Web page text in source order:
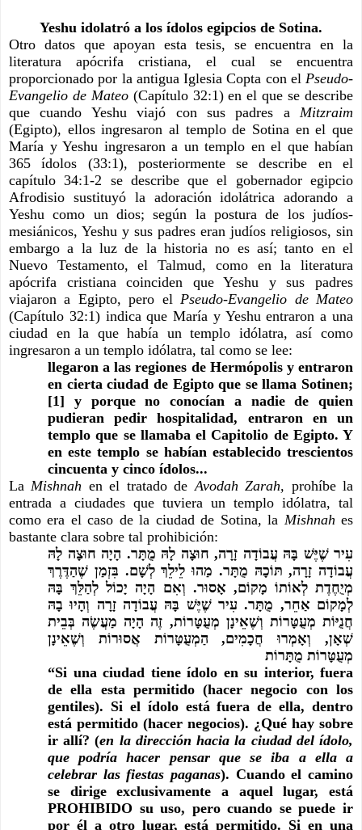
Yeshu idolatró a los ídolos egipcios de Sotina.
Otro datos que apoyan esta tesis, se encuentra en la
literatura apócrifa cristiana, el cual se encuentra
proporcionado por la antigua Iglesia Copta con el Pseudo-
Evangelio de Mateo (Capítulo 32:1) en el que se describe
que cuando Yeshu viajó con sus padres a
(Egipto), ellos ingresaron al templo de Sotina en el que
María y Yeshu ingresaron a un templo en el que habían
365 ídolos (33:1), posteriormente se describe en el
capítulo 34:1-2 se describe que el gobernador egipcio
Afrodisio sustituyó la adoración idolátrica adorando a
Yeshu como un dios; según la postura de los judíos-
mesiánicos, Yeshu y sus padres eran judíos religiosos, sin
embargo a la luz de la historia no es así; tanto en el
Nuevo Testamento, el Talmud, como en la literatura
apócrifa cristiana coinciden que Yeshu y sus padres
viajaron a Egipto, pero el Pseudo-Evangelio de Mateo
(Capítulo 32:1) indica que María y Yeshu entraron a una
ciudad en la que había un templo idólatra, así como
ingresaron a un templo idólatra, tal como se lee:
llegaron a las regiones de Hermópolis y entraron
en cierta ciudad de Egipto que se llama Sotinen;
[1] y porque no conocían a nadie de quien
pudieran pedir hospitalidad, entraron en un
templo que se llamaba el Capitolio de Egipto. Y
en este templo se habían establecido trescientos
cincuenta y cinco ídolos...
La Mishnah en el tratado de Avodah Zarah, prohíbe la
entrada a ciudades que tuviera un templo idólatra, tal
como era el caso de la ciudad de Sotina, la Mishnah es
bastante clara sobre tal prohibición:
מְעֻטָּרוֹת מֻתָּרוֹת
“Si una ciudad tiene ídolo en su interior, fuera
de ella esta permitido (hacer negocio con los
gentiles). Si el ídolo está fuera de ella, dentro
está permitido (hacer negocios). ¿Qué hay sobre
ir allí? (en la dirección hacia la ciudad del ídolo,
que podría hacer pensar que se iba a ella a
celebrar las fiestas paganas). Cuando el camino
se dirige exclusivamente a aquel lugar, está
PROHIBIDO su uso, pero cuando se puede ir
por él a otro lugar, está permitido. Si en una